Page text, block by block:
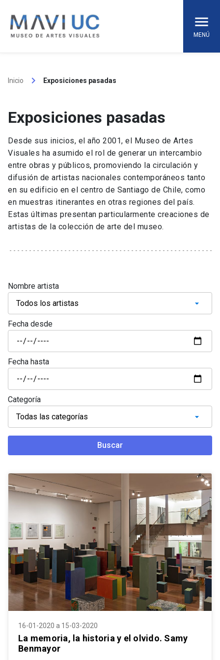
content
MENÚ
Inicio keyboard_arrow_right Exposiciones pasadas
Exposiciones pasadas
Desde sus inicios, el año 2001, el Museo de Artes
Visuales ha asumido el rol de generar un intercambio
entre obras y públicos, promoviendo la circulación y
difusión de artistas nacionales contemporáneos tanto
en su edificio en el centro de Santiago de Chile, como
en muestras itinerantes en otras regiones del país.
Estas últimas presentan particularmente creaciones de
artistas de la colección de arte del museo.
Nombre artista
Fecha desde
Fecha hasta
Categoría
Buscar
16-01-2020 a 15-03-2020
La memoria, la historia y el olvido. Samy
Benmayor